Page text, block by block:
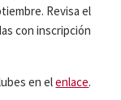
Revisa el
con inscripción
en elenlace.